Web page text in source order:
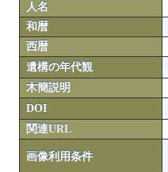
人名
和暦
西暦
遺構の年代観
木簡説明
DOI
関連URL
画像利用条件